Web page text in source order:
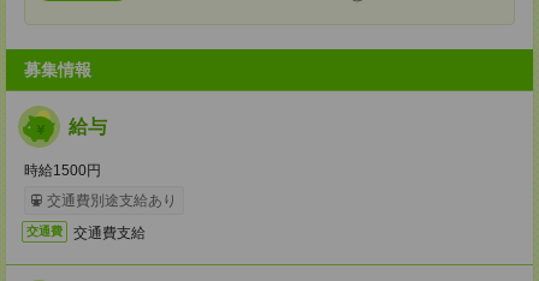
募集情報
給与
時給1500円
交通費別途支給あり
交通費 交通費支給